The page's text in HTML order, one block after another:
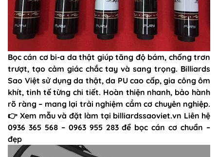
Bọc cán cơ bi-a da thật giúp tăng độ bám, chống trơn
trượt, tạo cảm giác chắc tay và sang trọng. Billiards
Sao Việt sử dụng da thật, da PU cao cấp, gia công ôm
khít, tinh tế từng chi tiết. Hoàn thiện nhanh, bảo hành
rõ ràng – mang lại trải nghiệm cầm cơ chuyên nghiệp.
👉 Xem mẫu và đặt làm tại billiardssaoviet.vn Liên hệ
0936 365 568 – 0963 955 283 để bọc cán cơ chuẩn –
đẹp